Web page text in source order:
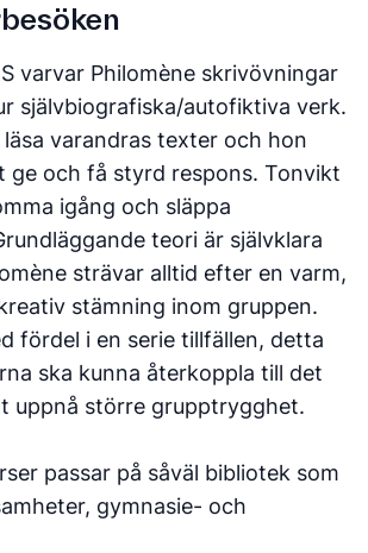
varvar Philomène skrivövningar
självbiografiska/autofiktiva verk.
varandras texter och hon
ge och få styrd respons. Tonvikt
igång och släppa
teori är självklara
strävar alltid efter en varm,
stämning inom gruppen.
fördel i en serie tillfällen, detta
ska kunna återkoppla till det
uppnå större grupptrygghet.
passar på såväl bibliotek som
gymnasie- och